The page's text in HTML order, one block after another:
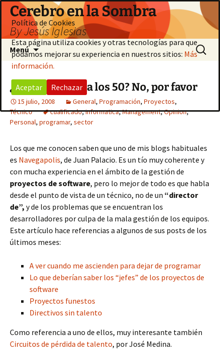
Saltar
contenido
Cerebro en la Sombra
By Jesús Iglesias
Menú Buscar:
¿Programando a los 50? No, por favor
15 julio, 2008 General, Programación, Proyectos,
Técnico
cualificado,informatica,Management,Opinion,
Personal, programar, sector
Los que me conocen saben que uno de mis blogs habituales
es Navegapolis, de Juan Palacio. Es un tío muy coherente y
con mucha experiencia en el ámbito de la gestión de
proyectos de software, pero lo mejor de todo es que habla
desde el punto de vista de un técnico, no de un “director
de”, y de los problemas que se encuentran los
desarrolladores por culpa de la mala gestión de los equipos.
Este artículo hace referencias a algunos de sus posts de los
últimos meses:
A ver cuando me ascienden para dejar de programar
Lo que deberían saber los “jefes” de los proyectos de
software
Proyectos funestos
Directivos sin talento
Como referencia a uno de ellos, muy interesante también
Circuitos de pérdida de talento, por José Medina.
Política de Cookies
Esta página utiliza cookies y otras tecnologías para que
podamos mejorar su experiencia en nuestros sitios: Más
información.
Aceptar Rechazar